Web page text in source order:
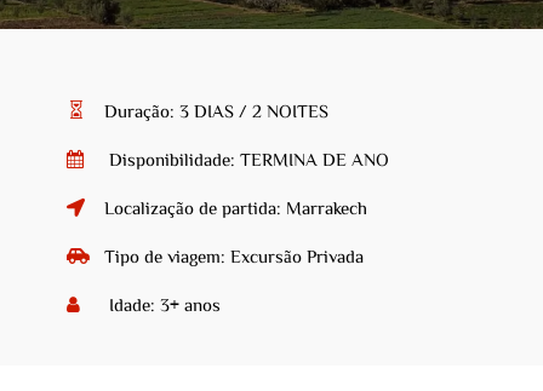
Duração: 3 DIAS / 2 NOITES
Disponibilidade: TERMINA DE ANO
Localização de partida: Marrakech
Tipo de viagem: Excursão Privada
Idade: 3+ anos